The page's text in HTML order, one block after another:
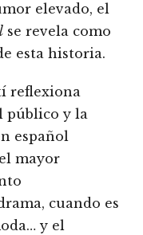
elevado, el
se revela como
esta historia.
reflexiona
público y la
español
mayor
cuando es
y el